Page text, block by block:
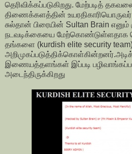
தெரிவிக்கப்படுகிறது. மேற்படித்
திணைக்களத்தின் உயரதிகாரியொருவர்
சுல்தான் பிரையின் Sultan Brain
நடவடிக்கையை மேற்கொண்டுள்ளதாக
தங்களை (kurdish elite security
இணையத்தளங்கள் இப்படி
அடைந்திருக்கிறது